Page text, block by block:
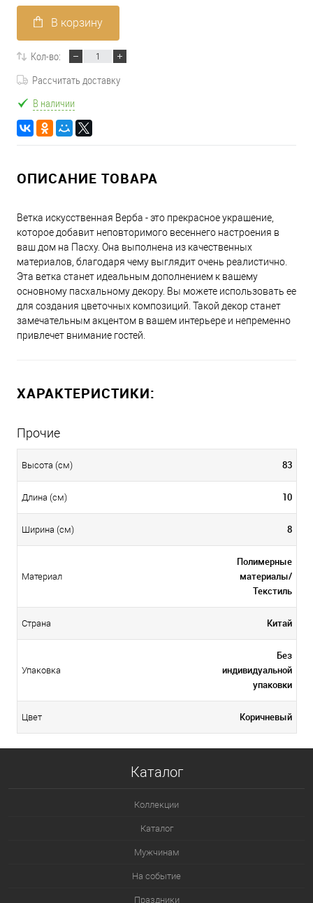
В корзину
Кол-во:
Рассчитать доставку
В наличии
ОПИСАНИЕ ТОВАРА
Ветка искусственная Верба - это прекрасное украшение,
которое добавит неповторимого весеннего настроения в
ваш дом на Пасху. Она выполнена из качественных
материалов, благодаря чему выглядит очень реалистично.
Эта ветка станет идеальным дополнением к вашему
основному пасхальному декору. Вы можете использовать ее
для создания цветочных композиций. Такой декор станет
замечательным акцентом в вашем интерьере и непременно
привлечет внимание гостей.
ХАРАКТЕРИСТИКИ:
Прочие
Высота (см) 83
Длина (см) 10
Ширина (см) 8
Материал
Полимерные
материалы/
Текстиль
Страна Китай
Упаковка
Без
индивидуальной
упаковки
Цвет Коричневый
Каталог
Коллекции
Каталог
Мужчинам
На событие
Праздники